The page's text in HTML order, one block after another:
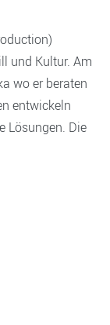
und Kultur. Am
wo er beraten
entwickeln
Lösungen. Die